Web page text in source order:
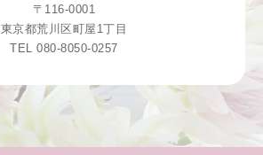
〒116-0001
東京都荒川区町屋1丁目
TEL 080-8050-0257